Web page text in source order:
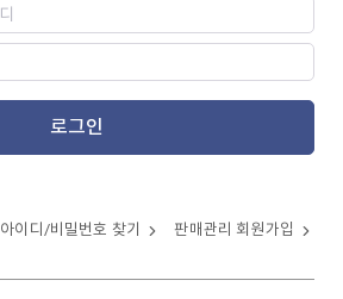
로그인
아이디/비밀번호 찾기 판매관리 회원가입